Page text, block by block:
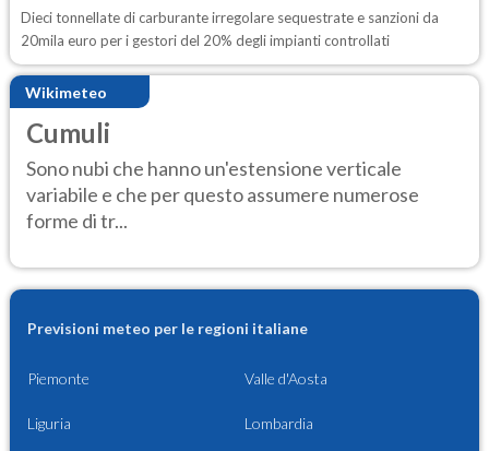
Dieci tonnellate di carburante irregolare sequestrate e sanzioni da
20mila euro per i gestori del 20% degli impianti controllati
Wikimeteo
Cumuli
Sono nubi che hanno un'estensione verticale
variabile e che per questo assumere numerose
forme di tr...
Previsioni meteo per le regioni italiane
Piemonte Valle d'Aosta
Liguria Lombardia